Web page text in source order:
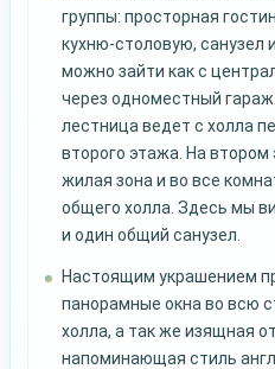
группы: просторная
кухню-столовую, санузел
можно зайти как с
через одноместный
лестница ведет с холла
второго этажа. На втором
жилая зона и во все
общего холла. Здесь мы
и один общий санузел.
Настоящим украшением
панорамные окна во всю
холла, а так же изящная
напоминающая стиль